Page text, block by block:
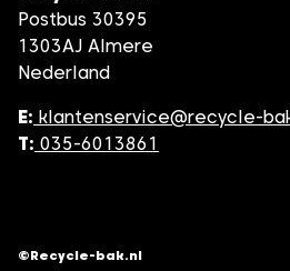
Postbus 30395
1303AJ Almere
Nederland
E: klantenservice@recycle-
T: 035-6013861
©Recycle-bak.nl